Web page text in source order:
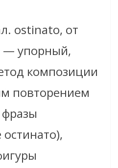
ostinato, от
— упорный,
композиции
повторением